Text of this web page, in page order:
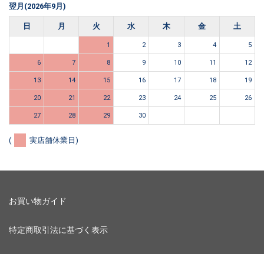
翌月(2026年9月)
日
月 火 水 木 金 土
1 2 3 4
5
6
7 8 9 10 11
12
13
14 15 16 17 18
19
20
21 22 23 24 25
26
27
28 29 30
( 実店舗休業日)
お買い物ガイド
特定商取引法に基づく表示